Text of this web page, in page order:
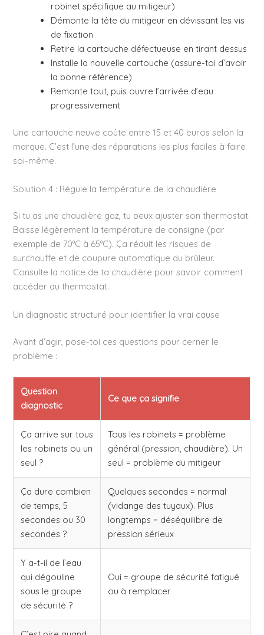
robinet spécifique au mitigeur)
Démonte la tête du mitigeur en dévissant les vis
de fixation
Retire la cartouche défectueuse en tirant dessus
Installe la nouvelle cartouche (assure-toi d’avoir
la bonne référence)
Remonte tout, puis ouvre l’arrivée d’eau
progressivement
Une cartouche neuve coûte entre 15 et 40 euros selon la
marque. C’est l’une des réparations les plus faciles à faire
soi-même.
Solution 4 : Régule la température de la chaudière
Si tu as une chaudière gaz, tu peux ajuster son thermostat.
Baisse légèrement la température de consigne (par
exemple de 70°C à 65°C). Ça réduit les risques de
surchauffe et de coupure automatique du brûleur.
Consulte la notice de ta chaudière pour savoir comment
accéder au thermostat.
Un diagnostic structuré pour identifier la vrai cause
Avant d’agir, pose-toi ces questions pour cerner le
problème :
Question
diagnostic
Ce que ça signifie
Ça arrive sur tous
les robinets ou un
seul ?
Tous les robinets = problème
général (pression, chaudière). Un
seul = problème du mitigeur
Ça dure combien
de temps, 5
secondes ou 30
secondes ?
Quelques secondes = normal
(vidange des tuyaux). Plus
longtemps = déséquilibre de
pression sérieux
Y a-t-il de l’eau
qui dégouline
sous le groupe
de sécurité ?
Oui = groupe de sécurité fatigué
ou à remplacer